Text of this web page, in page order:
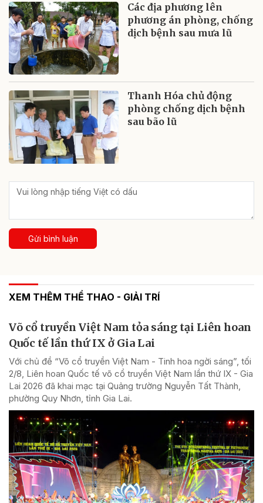
Các địa phương lên
phương án phòng, chống
dịch bệnh sau mưa lũ
Thanh Hóa chủ động
phòng chống dịch bệnh
sau bão lũ
Gửi bình luận
XEM THÊM THỂ THAO - GIẢI TRÍ
Võ cổ truyền Việt Nam tỏa sáng tại Liên hoan
Quốc tế lần thứ IX ở Gia Lai
Với chủ đề “Võ cổ truyền Việt Nam - Tinh hoa ngời sáng”, tối
2/8, Liên hoan Quốc tế võ cổ truyền Việt Nam lần thứ IX - Gia
Lai 2026 đã khai mạc tại Quảng trường Nguyễn Tất Thành,
phường Quy Nhơn, tỉnh Gia Lai.